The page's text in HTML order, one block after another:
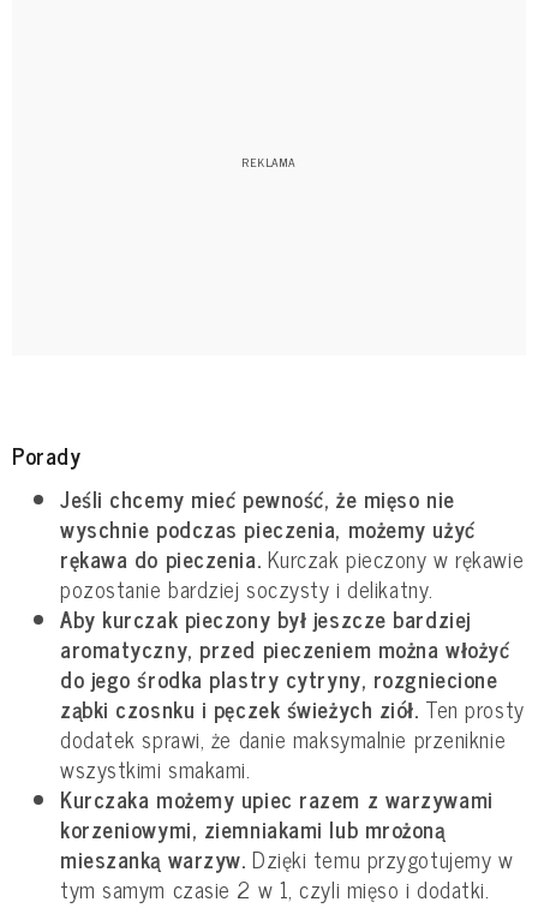
Porady
Jeśli chcemy mieć pewność, że mięso nie
wyschnie podczas pieczenia, możemy użyć
rękawa do pieczenia. Kurczak pieczony w rękawie
pozostanie bardziej soczysty i delikatny.
Aby kurczak pieczony był jeszcze bardziej
aromatyczny, przed pieczeniem można włożyć
do jego środka plastry cytryny, rozgniecione
ząbki czosnku i pęczek świeżych ziół. Ten prosty
dodatek sprawi, że danie maksymalnie przeniknie
wszystkimi smakami.
Kurczaka możemy upiec razem z warzywami
korzeniowymi, ziemniakami lub mrożoną
mieszanką warzyw. Dzięki temu przygotujemy w
tym samym czasie 2 w 1, czyli mięso i dodatki.